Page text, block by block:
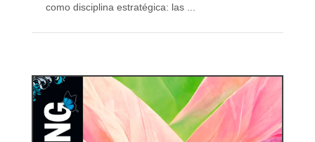
como disciplina estratégica: las ...